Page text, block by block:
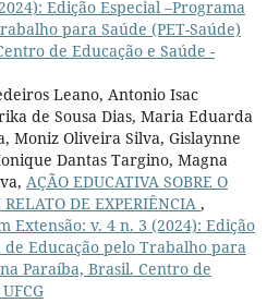
Edição Especial –Programa
para Saúde (PET-Saúde)
de Educação e Saúde -
Leano, Antonio Isac
de Sousa Dias, Maria Eduarda
Moniz Oliveira Silva, Gislaynne
Dantas Targino, Magna
AÇÃO EDUCATIVA SOBRE O
DE EXPERIÊNCIA ,
Extensão: v. 4 n. 3 (2024): Edição
de Educação pelo Trabalho para
Paraíba, Brasil. Centro de